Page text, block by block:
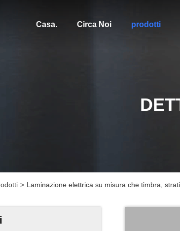
Casa. Circa Noi prodotti
> Laminazione elettrica su misura che timbra,